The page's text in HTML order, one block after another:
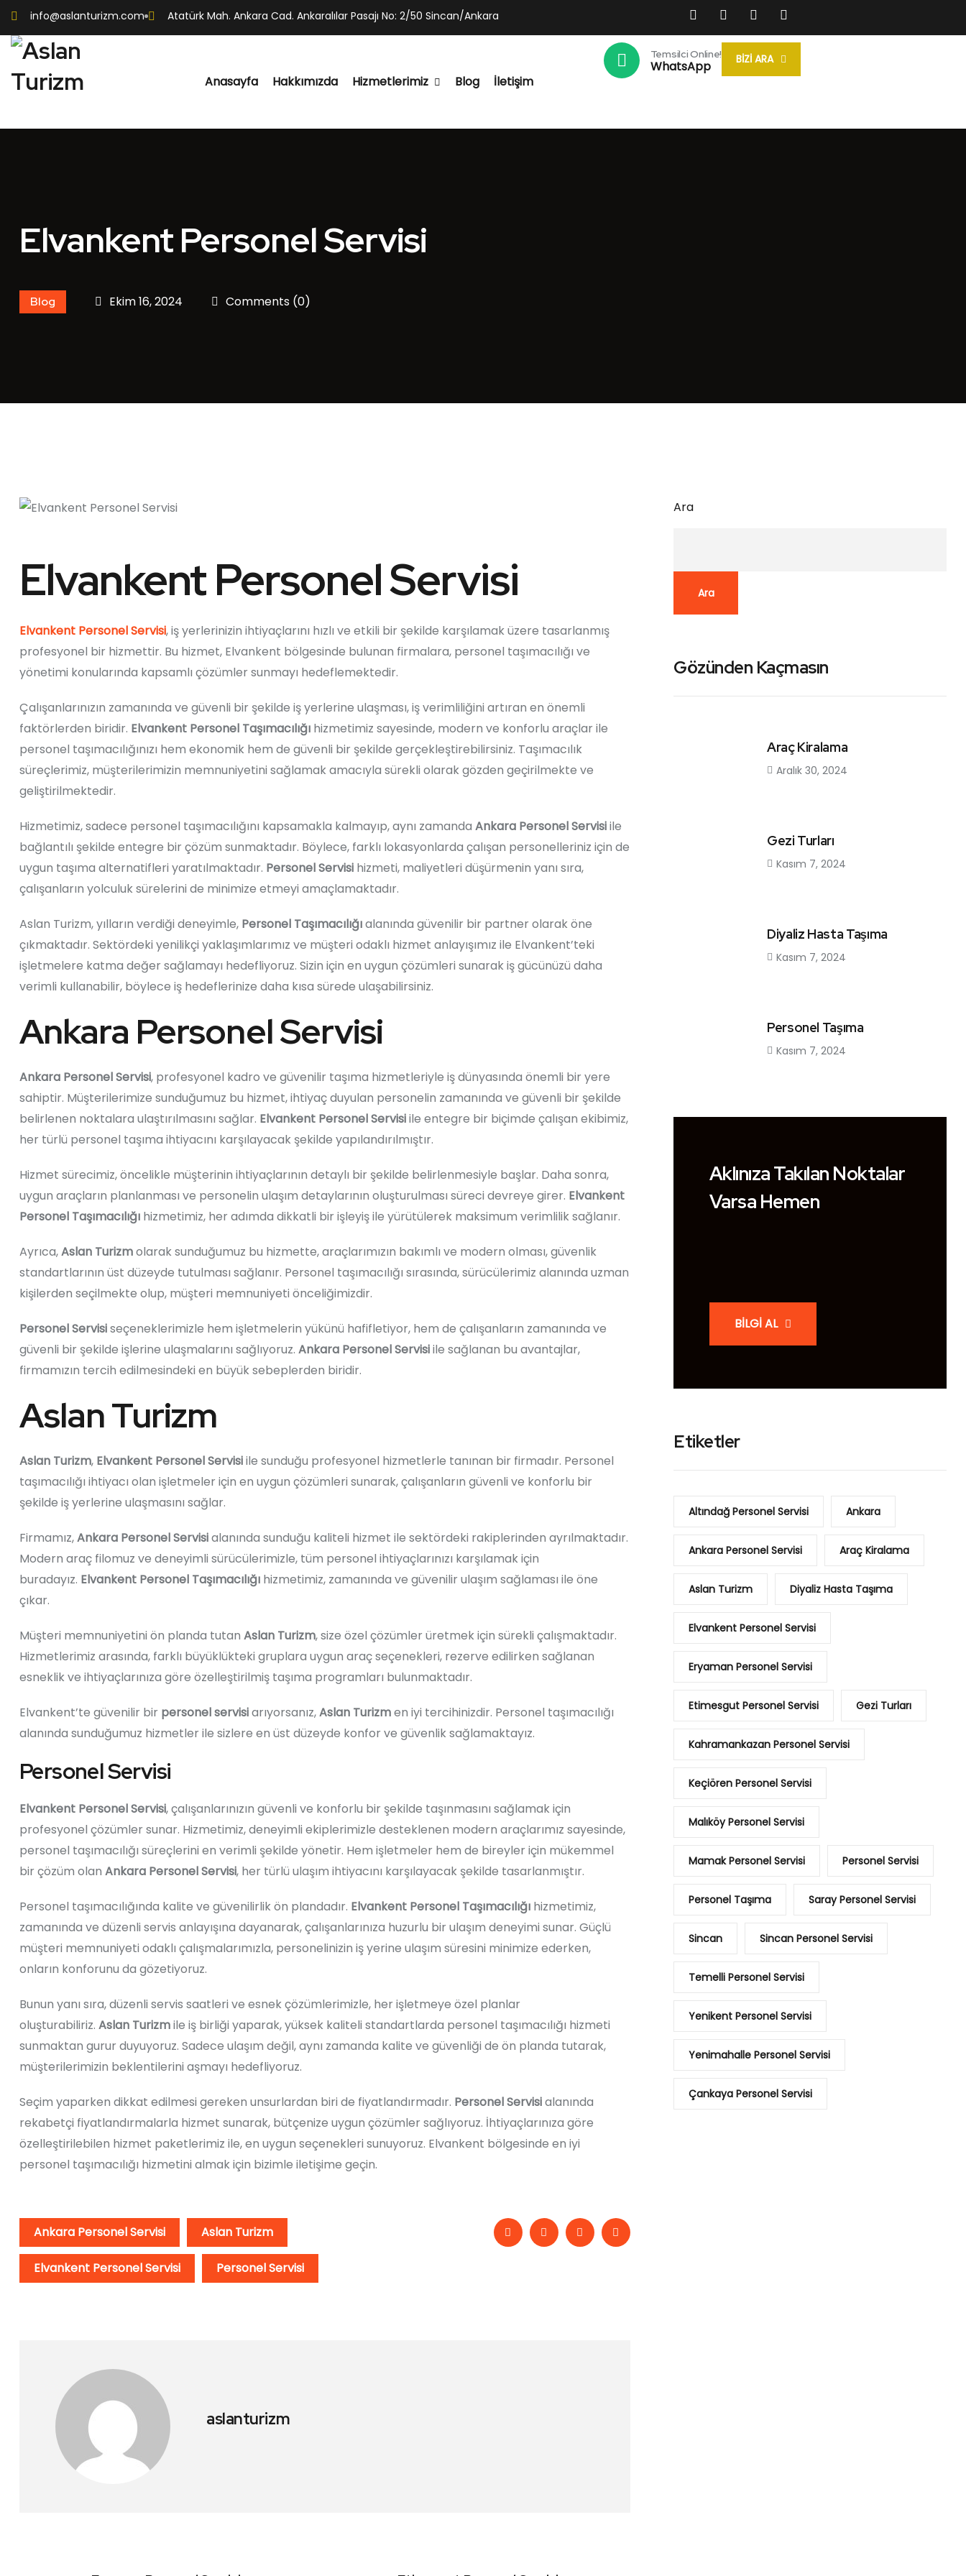
info@aslanturizm.com Atatürk Mah. Ankara Cad. Ankaralılar Pasajı No: 2/50 Sincan/Ankara
Anasayfa Hakkımızda Hizmetlerimiz
Gezi Turları
Blog İletişim
Temsilci Online!
WhatsApp BİZİ ARA
Elvankent Personel Servisi
Blog Ekim 16, 2024 Comments (0)
Elvankent Personel Servisi
Elvankent Personel Servisi, iş yerlerinizin ihtiyaçlarını hızlı ve etkili bir şekilde karşılamak üzere tasarlanmış
profesyonel bir hizmettir. Bu hizmet, Elvankent bölgesinde bulunan firmalara, personel taşımacılığı ve
yönetimi konularında kapsamlı çözümler sunmayı hedeflemektedir.
Çalışanlarınızın zamanında ve güvenli bir şekilde iş yerlerine ulaşması, iş verimliliğini artıran en önemli
faktörlerden biridir. Elvankent Personel Taşımacılığı hizmetimiz sayesinde, modern ve konforlu araçlar ile
personel taşımacılığınızı hem ekonomik hem de güvenli bir şekilde gerçekleştirebilirsiniz. Taşımacılık
süreçlerimiz, müşterilerimizin memnuniyetini sağlamak amacıyla sürekli olarak gözden geçirilmekte ve
geliştirilmektedir.
Hizmetimiz, sadece personel taşımacılığını kapsamakla kalmayıp, aynı zamanda Ankara Personel Servisiile
bağlantılı şekilde entegre bir çözüm sunmaktadır. Böylece, farklı lokasyonlarda çalışan personelleriniz için de
uygun taşıma alternatifleri yaratılmaktadır. Personel Servisi hizmeti, maliyetleri düşürmenin yanı sıra,
çalışanların yolculuk sürelerini de minimize etmeyi amaçlamaktadır.
Aslan Turizm, yılların verdiği deneyimle, Personel Taşımacılığıalanında güvenilir bir partner olarak öne
çıkmaktadır. Sektördeki yenilikçi yaklaşımlarımız ve müşteri odaklı hizmet anlayışımız ile Elvankent’teki
işletmelere katma değer sağlamayı hedefliyoruz. Sizin için en uygun çözümleri sunarak iş gücünüzü daha
verimli kullanabilir, böylece iş hedeflerinize daha kısa sürede ulaşabilirsiniz.
Ankara Personel Servisi
Ankara Personel Servisi, profesyonel kadro ve güvenilir taşıma hizmetleriyle iş dünyasında önemli bir yere
sahiptir. Müşterilerimize sunduğumuz bu hizmet, ihtiyaç duyulan personelin zamanında ve güvenli bir şekilde
belirlenen noktalara ulaştırılmasını sağlar. Elvankent Personel Servisiile entegre bir biçimde çalışan ekibimiz,
her türlü personel taşıma ihtiyacını karşılayacak şekilde yapılandırılmıştır.
Hizmet sürecimiz, öncelikle müşterinin ihtiyaçlarının detaylı bir şekilde belirlenmesiyle başlar. Daha sonra,
uygun araçların planlanması ve personelin ulaşım detaylarının oluşturulması süreci devreye girer. Elvankent
Personel Taşımacılığı hizmetimiz, her adımda dikkatli bir işleyiş ile yürütülerek maksimum verimlilik sağlanır.
Ayrıca,Aslan Turizmolarak sunduğumuz bu hizmette, araçlarımızın bakımlı ve modern olması, güvenlik
standartlarının üst düzeyde tutulması sağlanır. Personel taşımacılığı sırasında, sürücülerimiz alanında uzman
kişilerden seçilmekte olup, müşteri memnuniyeti önceliğimizdir.
Personel Servisiseçeneklerimizle hem işletmelerin yükünü hafifletiyor, hem de çalışanların zamanında ve
güvenli bir şekilde işlerine ulaşmalarını sağlıyoruz. Ankara Personel Servisiile sağlanan bu avantajlar,
firmamızın tercih edilmesindeki en büyük sebeplerden biridir.
Aslan Turizm
Aslan Turizm, Elvankent Personel Servisiile sunduğu profesyonel hizmetlerle tanınan bir firmadır. Personel
taşımacılığı ihtiyacı olan işletmeler için en uygun çözümleri sunarak, çalışanların güvenli ve konforlu bir
şekilde iş yerlerine ulaşmasını sağlar.
Firmamız,Ankara Personel Servisialanında sunduğu kaliteli hizmet ile sektördeki rakiplerinden ayrılmaktadır.
Modern araç filomuz ve deneyimli sürücülerimizle, tüm personel ihtiyaçlarınızı karşılamak için
buradayız. Elvankent Personel Taşımacılığı hizmetimiz, zamanında ve güvenilir ulaşım sağlaması ile öne
çıkar.
Müşteri memnuniyetini ön planda tutan Aslan Turizm, size özel çözümler üretmek için sürekli çalışmaktadır.
Hizmetlerimiz arasında, farklı büyüklükteki gruplara uygun araç seçenekleri, rezerve edilirken sağlanan
esneklik ve ihtiyaçlarınıza göre özelleştirilmiş taşıma programları bulunmaktadır.
Elvankent’te güvenilir bir personel servisiarıyorsanız,Aslan Turizmen iyi tercihinizdir. Personel taşımacılığı
alanında sunduğumuz hizmetler ile sizlere en üst düzeyde konfor ve güvenlik sağlamaktayız.
Personel Servisi
Elvankent Personel Servisi, çalışanlarınızın güvenli ve konforlu bir şekilde taşınmasını sağlamak için
profesyonel çözümler sunar. Hizmetimiz, deneyimli ekiplerimizle desteklenen modern araçlarımız sayesinde,
personel taşımacılığı süreçlerini en verimli şekilde yönetir. Hem işletmeler hem de bireyler için mükemmel
bir çözüm olan Ankara Personel Servisi, her türlü ulaşım ihtiyacını karşılayacak şekilde tasarlanmıştır.
Personel taşımacılığında kalite ve güvenilirlik ön plandadır. Elvankent Personel Taşımacılığı hizmetimiz,
zamanında ve düzenli servis anlayışına dayanarak, çalışanlarınıza huzurlu bir ulaşım deneyimi sunar. Güçlü
müşteri memnuniyeti odaklı çalışmalarımızla, personelinizin iş yerine ulaşım süresini minimize ederken,
onların konforunu da gözetiyoruz.
Bunun yanı sıra, düzenli servis saatleri ve esnek çözümlerimizle, her işletmeye özel planlar
oluşturabiliriz. Aslan Turizmile iş birliği yaparak, yüksek kaliteli standartlarda personel taşımacılığı hizmeti
sunmaktan gurur duyuyoruz. Sadece ulaşım değil, aynı zamanda kalite ve güvenliği de ön planda tutarak,
müşterilerimizin beklentilerini aşmayı hedefliyoruz.
Seçim yaparken dikkat edilmesi gereken unsurlardan biri de fiyatlandırmadır. Personel Servisialanında
rekabetçi fiyatlandırmalarla hizmet sunarak, bütçenize uygun çözümler sağlıyoruz. İhtiyaçlarınıza göre
özelleştirilebilen hizmet paketlerimiz ile, en uygun seçenekleri sunuyoruz. Elvankent bölgesinde en iyi
personel taşımacılığı hizmetini almak için bizimle iletişime geçin.
Ankara Personel Servisi Aslan Turizm
Elvankent Personel Servisi Personel Servisi
aslanturizm
Ara
Ara
Gözünden Kaçmasın
Araç Kiralama
Aralık 30, 2024
Gezi Turları
Kasım 7, 2024
Diyaliz Hasta Taşıma
Kasım 7, 2024
Personel Taşıma
Kasım 7, 2024
Aklınıza Takılan Noktalar
Varsa Hemen
BİLGİ AL
Etiketler
Altındağ Personel Servisi Ankara
Ankara Personel Servisi Araç Kiralama
Aslan Turizm Diyaliz Hasta Taşıma
Elvankent Personel Servisi
Eryaman Personel Servisi
Etimesgut Personel Servisi Gezi Turları
Kahramankazan Personel Servisi
Keçiören Personel Servisi
Malıköy Personel Servisi
Mamak Personel Servisi Personel Servisi
Personel Taşıma Saray Personel Servisi
Sincan Sincan Personel Servisi
Temelli Personel Servisi
Yenikent Personel Servisi
Yenimahalle Personel Servisi
Çankaya Personel Servisi